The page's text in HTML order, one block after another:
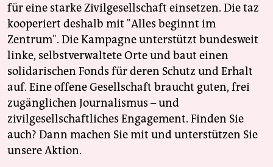
für eine starke Zivilgesellschaft einsetzen. Die taz
kooperiert deshalb mit "Alles beginnt im
Zentrum". Die Kampagne unterstützt bundesweit
linke, selbstverwaltete Orte und baut einen
solidarischen Fonds für deren Schutz und Erhalt
auf. Eine offene Gesellschaft braucht guten, frei
zugänglichen Journalismus – und
zivilgesellschaftliches Engagement. Finden Sie
auch? Dann machen Sie mit und unterstützen Sie
unsere Aktion.